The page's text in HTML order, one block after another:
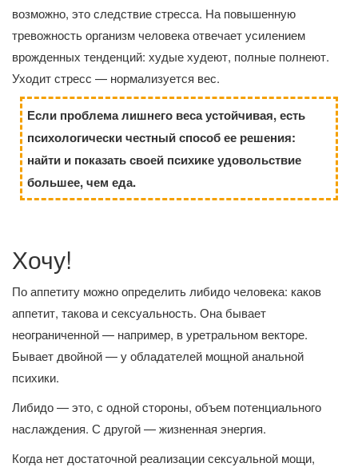
возможно, это следствие стресса. На повышенную
тревожность организм человека отвечает усилением
врожденных тенденций: худые худеют, полные полнеют.
Уходит стресс — нормализуется вес.
Если проблема лишнего веса устойчивая, есть
психологически честный способ ее решения:
найти и показать своей психике удовольствие
большее, чем еда.
Хочу!
По аппетиту можно определить либидо человека: каков
аппетит, такова и сексуальность. Она бывает
неограниченной — например, в уретральном векторе.
Бывает двойной — у обладателей мощной анальной
психики.
Либидо — это, с одной стороны, объем потенциального
наслаждения. С другой — жизненная энергия.
Когда нет достаточной реализации сексуальной мощи,